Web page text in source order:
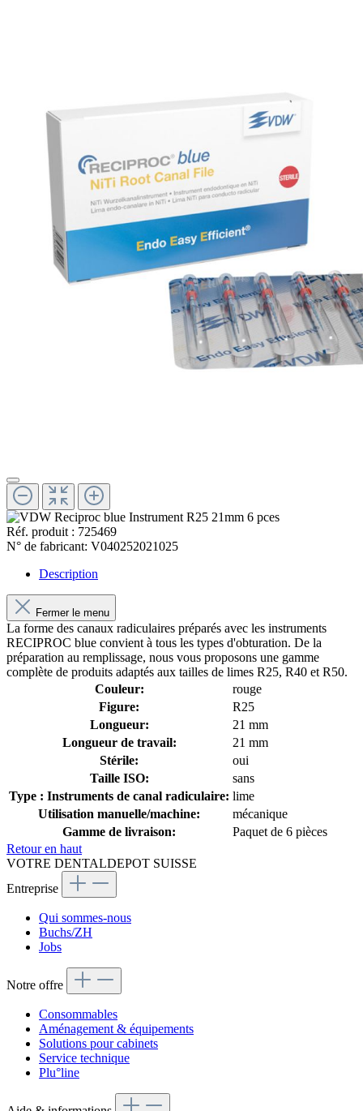
Réf. produit : 725469
N° de fabricant: V040252021025
Description
Fermer le menu
La forme des canaux radiculaires préparés avec les instruments
RECIPROC blue convient à tous les types d'obturation. De la
préparation au remplissage, nous vous proposons une gamme
complète de produits adaptés aux tailles de limes R25, R40 et R50.
Couleur:
rouge
Figure:
R25
Longueur:
21 mm
Longueur de travail:
21 mm
Stérile:
oui
Taille ISO:
sans
Type : Instruments de canal radiculaire: lime
Utilisation manuelle/machine:
mécanique
Gamme de livraison:
Paquet de 6 pièces
Retour en haut
VOTRE DENTALDEPOT SUISSE
Entreprise
Qui sommes-nous
Buchs/ZH
Jobs
Notre offre
Consommables
Aménagement & équipements
Solutions pour cabinets
Service technique
Plu°line